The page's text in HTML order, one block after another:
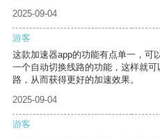
2025-09-04
游客
这款加速器app的功能有点单一，可
一个自动切换线路的功能，这样就
路，从而获得更好的加速效果。
2025-09-04
游客